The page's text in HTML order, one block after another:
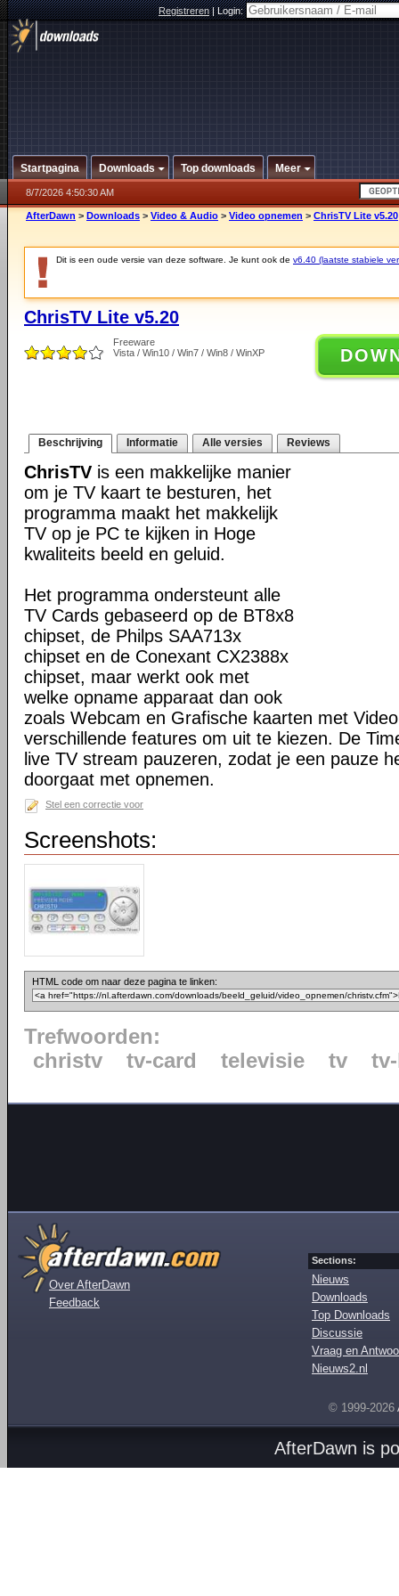
Registreren|Login:
Startpagina Downloads Top downloads Meer
8/7/2026 4:50:30 AM
AfterDawn > Downloads > Video & Audio > Video opnemen > ChrisTV Lite v5.20
Dit is een oude versie van deze software. Je kunt ook de v6.40 (laatste stabiele
ChrisTV Lite v5.20
Freeware
Vista / Win10 / Win7 / Win8 / WinXP
Beschrijving Informatie Alle versies Reviews
ChrisTV is een makkelijke manier
om je TV kaart te besturen, het
programma maakt het makkelijk
TV op je PC te kijken in Hoge
kwaliteits beeld en geluid.
Het programma ondersteunt alle
TV Cards gebaseerd op de BT8x8
chipset, de Philps SAA713x
chipset en de Conexant CX2388x
chipset, maar werkt ook met
welke opname apparaat dan ook
zoals Webcam en Grafische kaarten met
verschillende features om uit te kiezen. De
live TV stream pauzeren, zodat je een pauze
doorgaat met opnemen.
Stel een correctie voor
Screenshots:
HTML code om naar deze pagina te linken:
Trefwoorden:
christv
tv-card televisie tv
Over AfterDawn
Feedback
Sections:
Nieuws
Downloads
Top Downloads
Discussie
Vraag en
Nieuws2.nl
© 1999-2026
AfterDawn is